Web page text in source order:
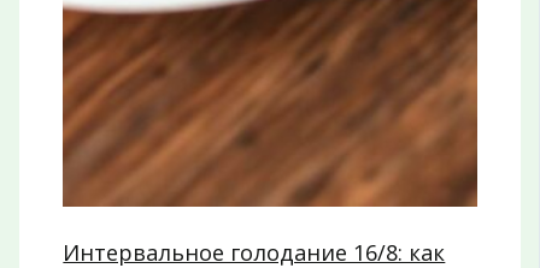
Интервальное голодание 16/8: как